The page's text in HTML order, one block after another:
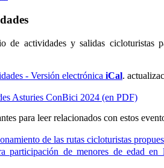
de actividades y salidas cicloturistas
- Versión electrónica iCal.
Asturies ConBici 2024 (en PDF)
para leer relacionados con estos
de las rutas cicloturistas
participación de menores de edad en